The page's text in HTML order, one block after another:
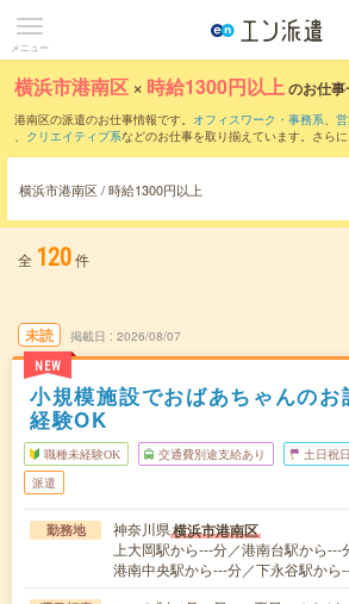
メニュー
横浜市港南区 × 時給1300円以上のお仕
港南区の派遣のお仕事情報です。 オフィスワーク・事務系、
、 クリエイティブ系などのお仕事を取り揃えています。さらに
横浜市港南区 / 時給1300円以上
全 120件
未読
NEW
掲載日 2026/08/07
小規模施設でおばあちゃんのお
経験OK
職種未経験OK 交通費別途支給あり 土日祝
派遣
勤務地 神奈川県横浜市港南区
上大岡駅から---分／港南台駅から
港南中央駅から---分／下永谷駅から